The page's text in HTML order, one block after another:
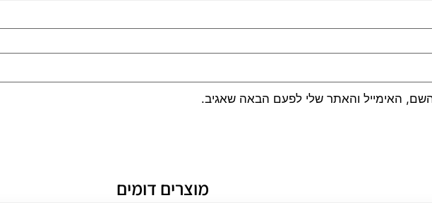
האימייל והאתר שלי לפעם הבאה שאגיב.
מוצרים דומים